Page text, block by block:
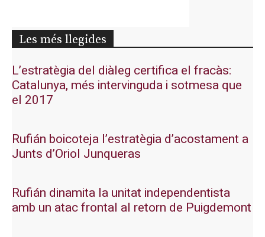
Les més llegides
L’estratègia del diàleg certifica el fracàs:
Catalunya, més intervinguda i sotmesa que
el 2017
Rufián boicoteja l’estratègia d’acostament a
Junts d’Oriol Junqueras
Rufián dinamita la unitat independentista
amb un atac frontal al retorn de Puigdemont